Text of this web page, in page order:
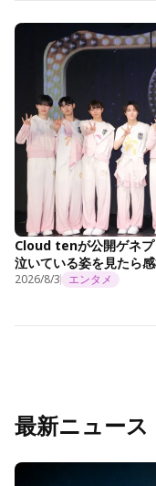
Cloud tenが公開ゲネ
泣いている姿を見たら
2026/8/3 エンタメ
最新ニュース